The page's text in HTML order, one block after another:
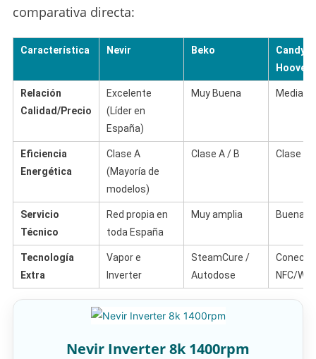
comparativa directa:
Característica Nevir Beko
Candy /
Hoover
Relación
Calidad/Precio
Excelente
(Líder en
España)
Muy Buena Media-
Eficiencia
Energética
Clase A
(Mayoría de
modelos)
Clase A / B Clase A
Servicio
Técnico
Red propia en
toda España
Muy amplia Buena
Tecnología
Extra
Vapor e
Inverter
SteamCure /
Autodose
NFC/Wi-
Nevir Inverter 8k 1400rpm